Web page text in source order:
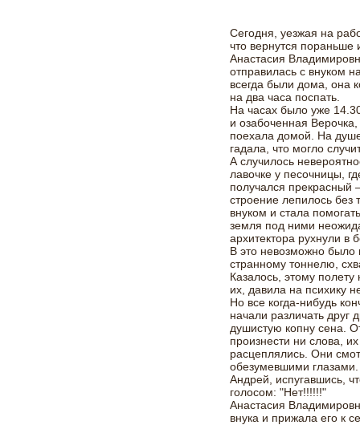
Сегодня, уезжая на
что вернутся пораньше
Анастасия
отправилась с внуком
всегда были дома, она
на два часа поспать.
На часах было уже
и озабоченная
поехала домой. На
гадала, что могло
А случилось
лавочке у песочницы,
получался прекрасный
строение лепилось
внуком и стала
земля под ними
архитектора рухнули в
В это невозможно было
странному тоннелю,
Казалось, этому
их, давила на психику
Но все когда-нибудь
начали различать друг
душистую копну сена.
произнести ни слова,
расцеплялись. Они
обезумевшими
Андрей, испугавшись,
голосом: "Нет!!!!!!"
Анастасия
внука и прижала его к